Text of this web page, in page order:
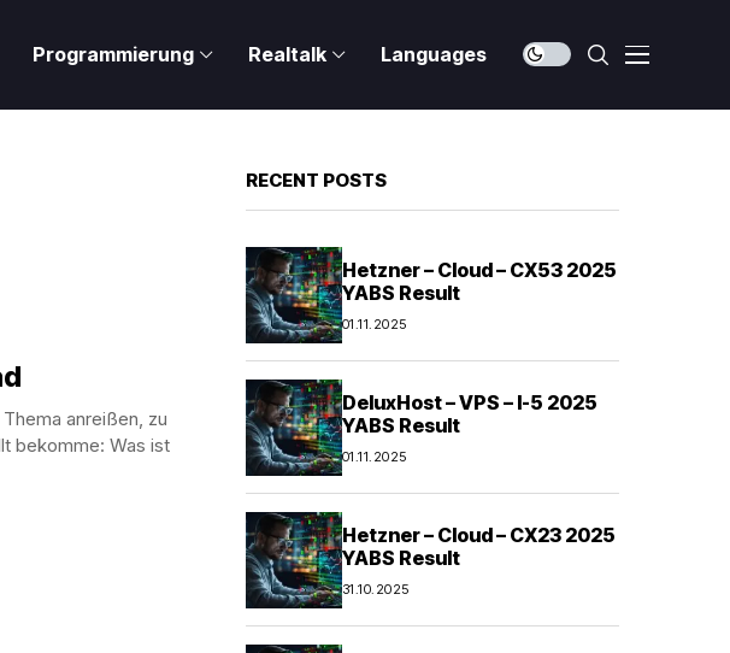
Programmierung Realtalk Languages
anreißen, zu
bekomme: Was ist
RECENT POSTS
Hetzner – Cloud – CX53 2025
YABS Result
01.11.2025
DeluxHost – VPS – I-5 2025
YABS Result
01.11.2025
Hetzner – Cloud – CX23 2025
YABS Result
31.10.2025